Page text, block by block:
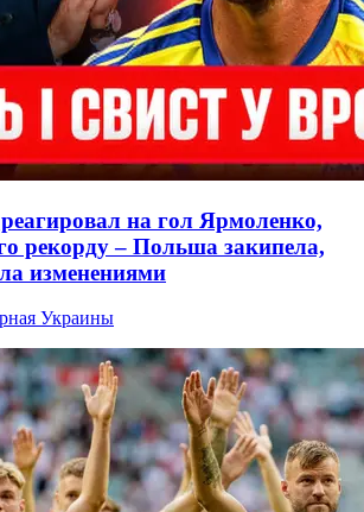
на гол Ярмоленко,
рекорду – Польша закипела,
изменениями
Украины